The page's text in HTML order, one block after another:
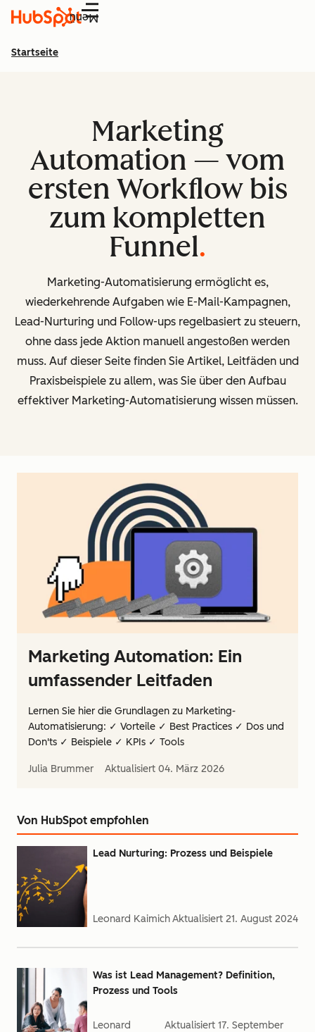
Menü
Startseite
Marketing
Automation — vom
ersten Workflow bis
zum kompletten
Funnel
Marketing-Automatisierung ermöglicht es,
wiederkehrende Aufgaben wie E-Mail-Kampagnen,
Lead-Nurturing und Follow-ups regelbasiert zu steuern,
ohne dass jede Aktion manuell angestoßen werden
muss. Auf dieser Seite finden Sie Artikel, Leitfäden und
Praxisbeispiele zu allem, was Sie über den Aufbau
effektiver Marketing-Automatisierung wissen müssen.
Marketing Automation: Ein
umfassender Leitfaden
Lernen Sie hier die Grundlagen zu Marketing-
Automatisierung: ✓ Vorteile ✓ Best Practices ✓ Dos und
Don'ts ✓ Beispiele ✓ KPIs ✓ Tools
Julia Brummer Aktualisiert 04. März 2026
Von HubSpot empfohlen
Lead Nurturing: Prozess und Beispiele
Leonard KaimichAktualisiert 21. August 2024
Was ist Lead Management? Definition,
Prozess und Tools
Leonard
Aktualisiert17. September